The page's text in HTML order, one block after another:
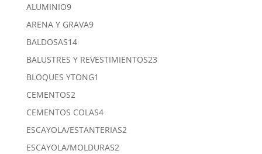
ALUMINIO99
productos
ARENA Y GRAVA99
BALDOSAS1414
productos
BALUSTRES Y REVESTIMIENTOS2323
BLOQUES YTONG1
CEMENTOS22
productos
CEMENTOS COLAS44
productos
ESCAYOLA/ESTANTERIAS22
ESCAYOLA/MOLDURAS22